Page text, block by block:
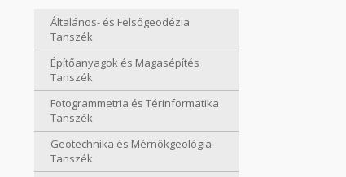
Általános- és Felsőgeodézia
Tanszék
Építőanyagok és Magasépítés
Tanszék
Fotogrammetria és Térinformatika
Tanszék
Geotechnika és Mérnökgeológia
Tanszék